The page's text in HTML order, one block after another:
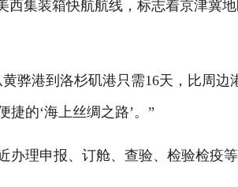
集装箱快航航线，标志着京津冀地
港到洛杉矶港只需16天，比周边
的‘海上丝绸之路’。”
理申报、订舱、查验、检验检疫